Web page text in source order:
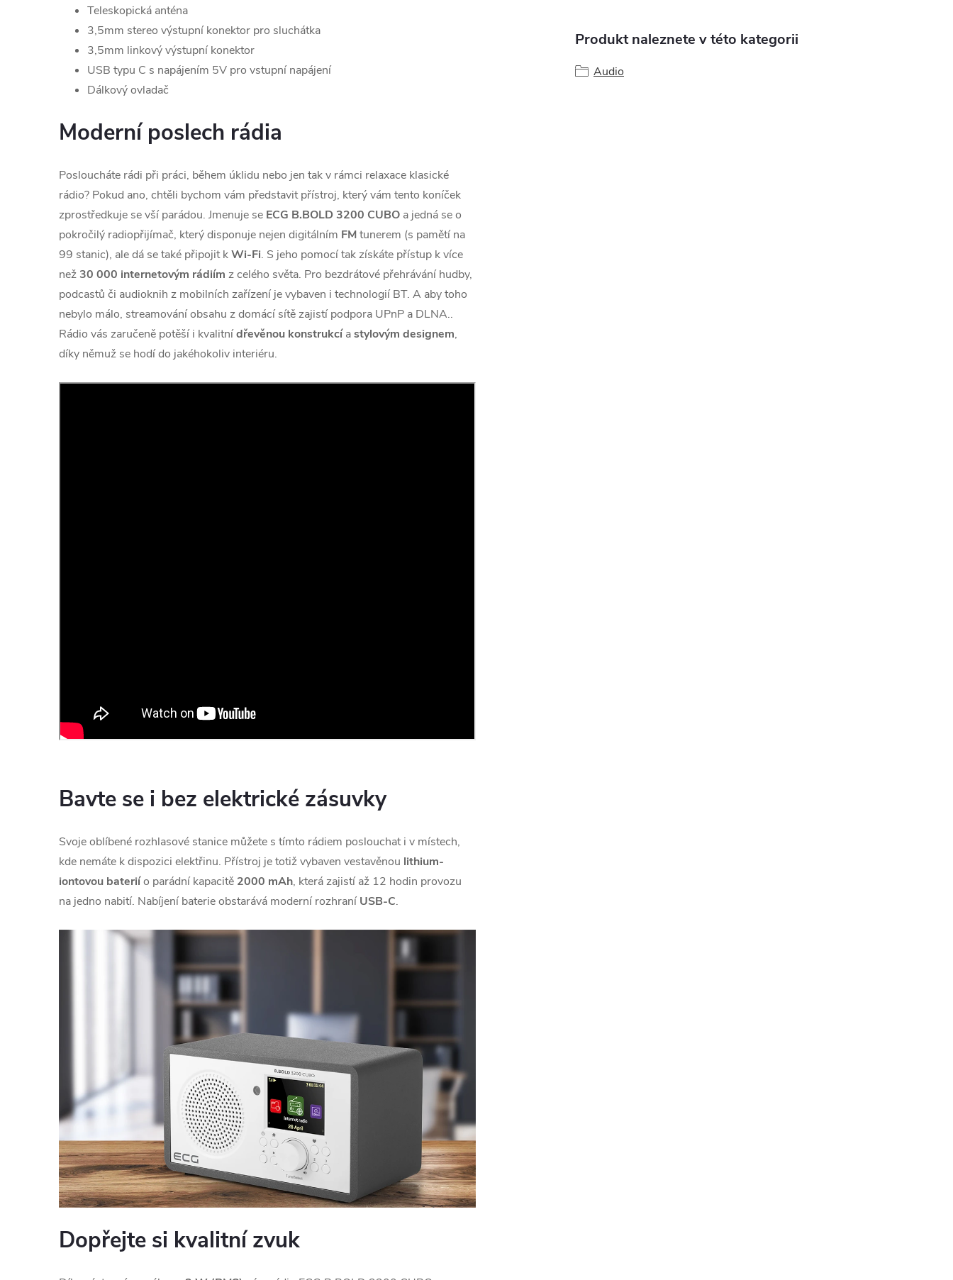
Teleskopická anténa
3,5mm stereo výstupní konektor pro sluchátka
3,5mm linkový výstupní konektor
USB typu C s napájením 5V pro vstupní napájení
Dálkový ovladač
Moderní poslech rádia
Posloucháte rádi při práci, během úklidu nebo jen tak v rámci relaxace klasické
rádio? Pokud ano, chtěli bychom vám představit přístroj, který vám tento koníček
zprostředkuje se vší parádou. Jmenuje se ECG B.BOLD 3200 CUBO a jedná se o
pokročilý radiopřijímač, který disponuje nejen digitálním FMtunerem (s pamětí na
99 stanic), ale dá se také připojit kWi-Fi. S jeho pomocí tak získáte přístup k více
než30 000 internetovým rádiím z celého světa. Pro bezdrátové přehrávání hudby,
podcastů či audioknih z mobilních zařízení je vybaven i technologií BT. A aby toho
nebylo málo, streamování obsahu z domácí sítě zajistí podpora UPnP a DLNA..
Rádio vás zaručeně potěší i kvalitnídřevěnou konstrukcíastylovým designem,
díky němuž se hodí do jakéhokoliv interiéru.
Bavte se i bez elektrické zásuvky
Svoje oblíbené rozhlasové stanice můžete s tímto rádiem poslouchat i v místech,
kde nemáte k dispozici elektřinu. Přístroj je totiž vybaven vestavěnou lithium-
iontovou bateriío parádní kapacitě 2000 mAh, která zajistí až 12 hodin provozu
na jedno nabití. Nabíjení baterie obstarává moderní rozhraní USB-C.
Dopřejte si kvalitní zvuk
Produkt naleznete v této kategorii
Audio